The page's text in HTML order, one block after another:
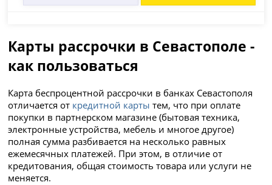
Карты рассрочки в Севастополе -
как пользоваться
Карта беспроцентной рассрочки в банках Севастополя
отличается от кредитной карты тем, что при оплате
покупки в партнерском магазине (бытовая техника,
электронные устройства, мебель и многое другое)
полная сумма разбивается на несколько равных
ежемесячных платежей. При этом, в отличие от
кредитования, общая стоимость товара или услуги не
меняется.